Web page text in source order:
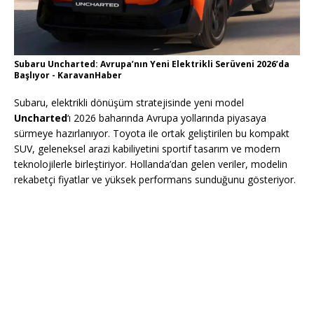
Subaru Uncharted: Avrupa’nın Yeni Elektrikli Serüveni 2026’da
Başlıyor - KaravanHaber
Subaru, elektrikli dönüşüm stratejisinde yeni model
Uncharted‘ı 2026 baharında Avrupa yollarında piyasaya
sürmeye hazırlanıyor. Toyota ile ortak geliştirilen bu kompakt
SUV, geleneksel arazi kabiliyetini sportif tasarım ve modern
teknolojilerle birleştiriyor. Hollanda’dan gelen veriler, modelin
rekabetçi fiyatlar ve yüksek performans sunduğunu gösteriyor.